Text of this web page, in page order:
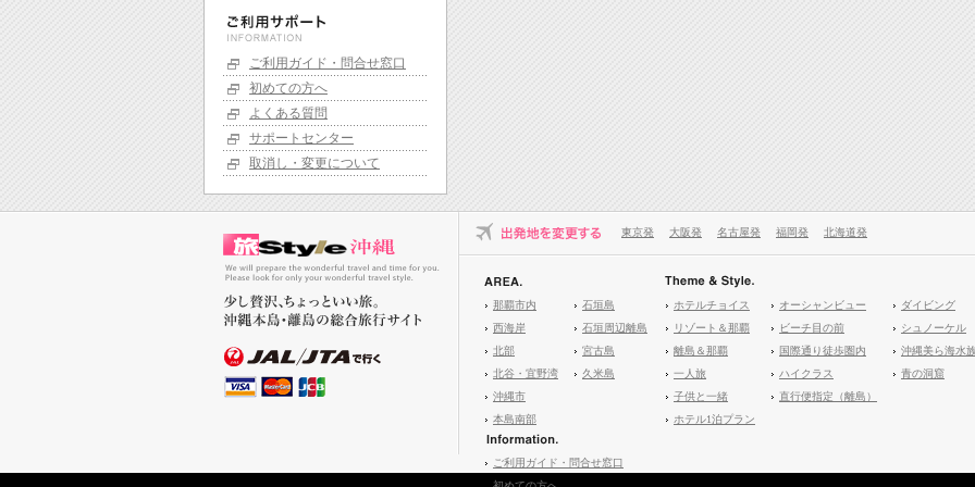
ご利用ガイド・問合せ窓口
初めての方へ
よくある質問
サポートセンター
取消し・変更について
東京発 大阪発 名古屋発 福岡発 北海道発
那覇市内
西海岸
北部
北谷・宜野湾
沖縄市
本島南部
石垣島
石垣周辺離島
宮古島
久米島
ホテルチョイス
リゾート＆那覇
離島＆那覇
一人旅
子供と一緒
ホテル1泊プラン
オーシャンビュー
ビーチ目の前
国際通り徒歩圏内
ハイクラス
直行便指定（離島）
ダイビング
シュノーケル
沖縄美ら海水
青の洞窟
ご利用ガイド・問合せ窓口